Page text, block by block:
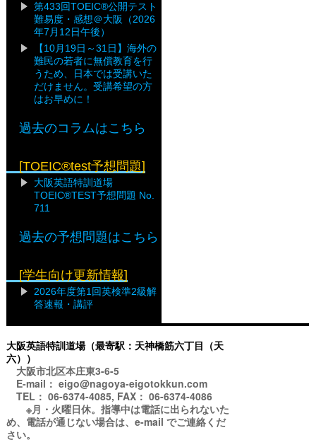
第433回TOEIC®公開テスト
難易度・感想＠大阪（2026
年7月12日午後）
【10月19日～31日】海外の
難民の若者に無償教育を行
うため、日本では受講いた
だけません。受講希望の方
はお早めに！
過去のコラムはこちら
[TOEIC®test予想問題]
大阪英語特訓道場
TOEIC®TEST予想問題 No.
711
過去の予想問題はこちら
[学生向け更新情報]
2026年度第1回英検準2級解
答速報・講評
大阪英語特訓道場（最寄駅：天神橋筋六丁目（天
六））
大阪市北区本庄東3-6-5
E-mail： eigo@nagoya-eigotokkun.com
TEL： 06-6374-4085, FAX： 06-6374-4086
※月・火曜日休。指導中は電話に出られないた
め、電話が通じない場合は、e-mail でご連絡くだ
さい。